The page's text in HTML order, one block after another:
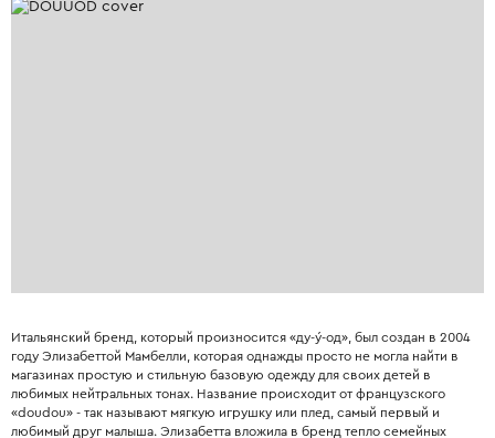
Итальянский бренд, который произносится «ду-у́-од», был создан в 2004
году Элизабеттой Мамбелли, которая однажды просто не могла найти в
магазинах простую и стильную базовую одежду для своих детей в
любимых нейтральных тонах. Название происходит от французского
«doudou» - так называют мягкую игрушку или плед, самый первый и
любимый друг малыша. Элизабетта вложила в бренд тепло семейных